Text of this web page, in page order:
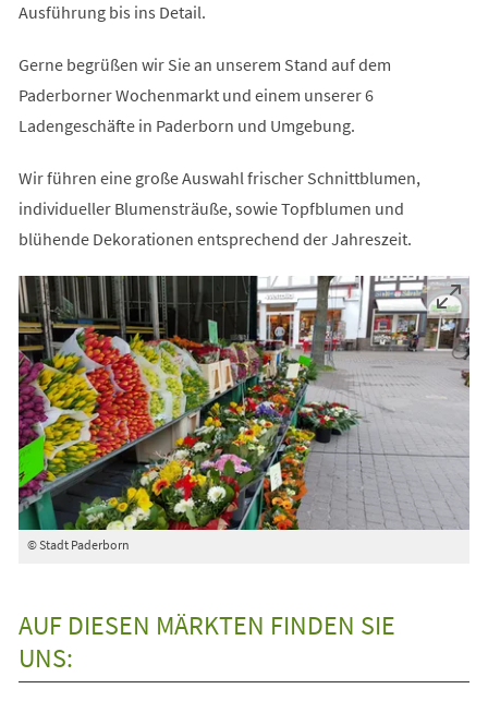
Ausführung bis ins Detail.
Gerne begrüßen wir Sie an unserem Stand auf dem
Paderborner Wochenmarkt und einem unserer 6
Ladengeschäfte in Paderborn und Umgebung.
Wir führen eine große Auswahl frischer Schnittblumen,
individueller Blumensträuße, sowie Topfblumen und
blühende Dekorationen entsprechend der Jahreszeit.
© Stadt Paderborn
AUF DIESEN MÄRKTEN FINDEN SIE
UNS: